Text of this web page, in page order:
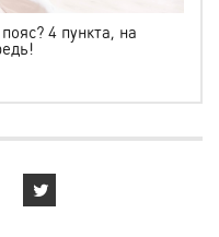
4 пункта, на